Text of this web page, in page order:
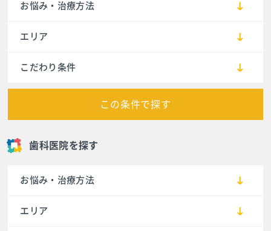
お悩み・治療方法
エリア
こだわり条件
この条件で探す
歯科医院を探す
お悩み・治療方法
エリア